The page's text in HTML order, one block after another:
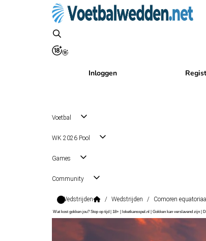
Inloggen
Voetbal
WK 2026 Pool
Games
Community
Wedstrijden / Wedstrijden / Comoren
Wat kost gokken jou? Stop op tijd | 18+ | loketkansspel.nl | Gokken kan verslavend zijn |
Friendlies